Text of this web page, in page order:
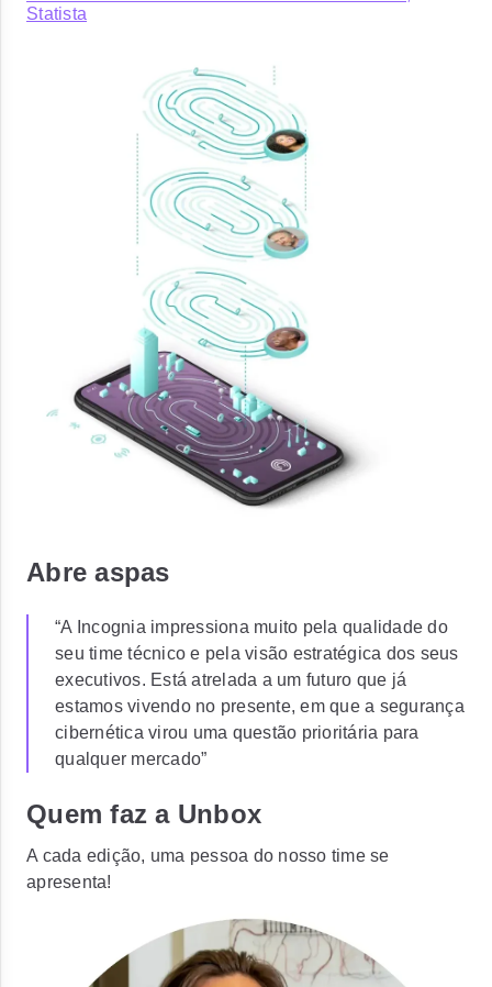
Statista
Abre aspas
“A Incognia impressiona muito pela qualidade do
seu time técnico e pela visão estratégica dos seus
executivos. Está atrelada a um futuro que já
estamos vivendo no presente, em que a segurança
cibernética virou uma questão prioritária para
qualquer mercado”
Quem faz a Unbox
A cada edição, uma pessoa do nosso time se
apresenta!